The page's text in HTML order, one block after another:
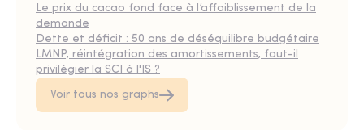
Le prix du cacao fond face à l’affaiblissement de la
demande
Dette et déficit : 50 ans de déséquilibre budgétaire
LMNP, réintégration des amortissements, faut-il
privilégier la SCI à l'IS ?
Voir tous nos graphs